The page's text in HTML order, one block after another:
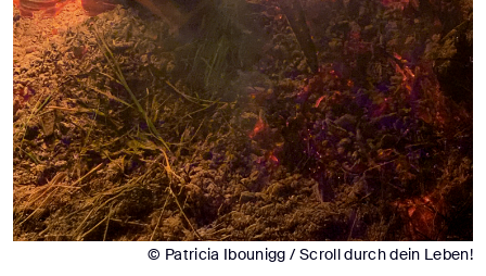
© Patricia Ibounigg / Scroll durch dein Leben!